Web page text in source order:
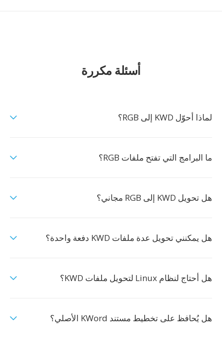
أسئلة مكررة
لماذا أحوّل KWD إلى RGB؟
ما البرامج التي تفتح ملفات RGB؟
هل تحويل KWD إلى RGB مجاني؟
هل يمكنني تحويل عدة ملفات KWD دفعة واحدة؟
هل أحتاج لنظام Linux لتحويل ملفات KWD؟
هل يُحافظ على تخطيط مستند KWord الأصلي؟